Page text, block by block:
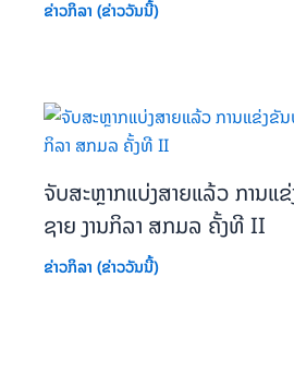
ຂ່າວກິລາ (ຂ່າວວັນນີ້)
ຈັບສະຫຼາກແບ່ງສາຍແລ້ວ ການແຂ່
ຊາຍ ງານກິລາ ສກມລ ຄັ້ງທີ II
ຂ່າວກິລາ (ຂ່າວວັນນີ້)